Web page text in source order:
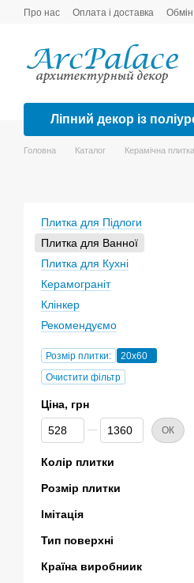
Перейти до основного контенту
Про нас Оплата і доставка
Ліпний декор із
Головна Каталог Керамічна плитка
Плитка для Підлоги
Плитка для Ванної
Плитка для Кухні
Керамограніт
Клінкер
Рекомендуємо
Розмір плитки:
20x60
Очистити фільтр
Ціна, грн
Від Ціна, грн
До Ціна, грн ОК
Колір плитки
Розмір плитки
Імітація
Тип поверхні
Країна виробниик